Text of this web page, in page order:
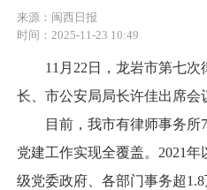
来源：闽西日报
时间：2025-11-23 10:49
11月22日，龙岩市第七次
长、市公安局局长许佳出席会
目前，我市有律师事务所
党建工作实现全覆盖。2021
级党委政府、各部门事务超